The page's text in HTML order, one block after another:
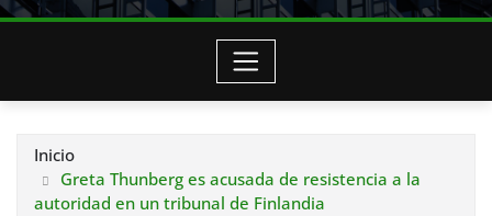
Inicio
Greta Thunberg es acusada de resistencia a la
autoridad en un tribunal de Finlandia